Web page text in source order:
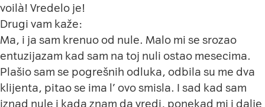
voilà! Vredelo je!
Drugi vam kaže:
Ma, i ja sam krenuo od nule. Malo mi se srozao
entuzijazam kad sam na toj nuli ostao mesecima.
Plašio sam se pogrešnih odluka, odbila su me dva
klijenta, pitao se ima l’ ovo smisla. I sad kad sam
iznad nule i kada znam da vredi, ponekad mi i dalje